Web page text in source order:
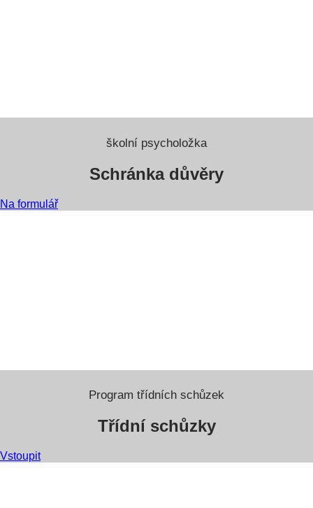
školní psycholožka
Schránka důvěry
Na formulář
Program třídních schůzek
Třídní schůzky
Vstoupit